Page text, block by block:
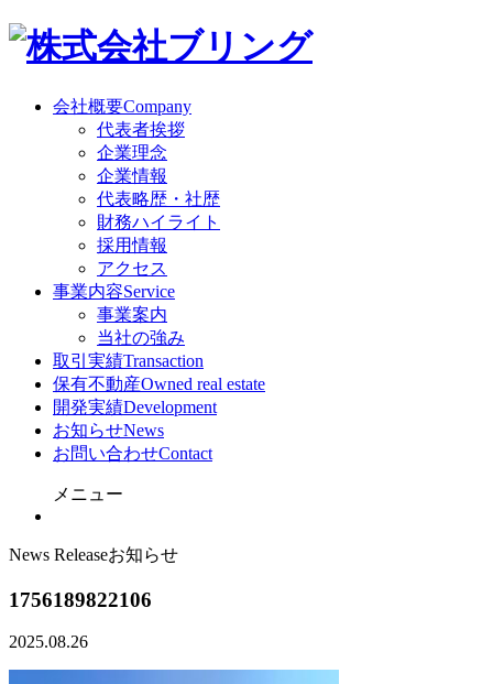
会社概要Company
代表者挨拶
企業理念
企業情報
代表略歴・社歴
財務ハイライト
採用情報
アクセス
事業内容Service
事業案内
当社の強み
取引実績Transaction
保有不動産Owned real estate
開発実績Development
お知らせNews
お問い合わせContact
メニュー
News Releaseお知らせ
1756189822106
2025.08.26